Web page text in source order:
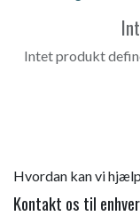
Intet produkt
Hvordan kan vi
Kontakt os til